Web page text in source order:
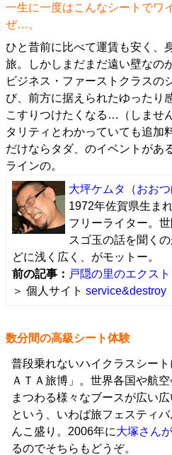
一生に一度はこんなシートでワ
ぜ…。
ひと昔前に比べて運賃も安く、
旅。しかしまだまだ遠い壁なの
ビジネス・ファーストクラスの
び、前方に据えられたゆったり
こすりつけたくなる…（しませ
タリティとわかっていても追加
だけならタダ、のイベントがあ
ラインの。
大坪ケムタ
（おお
1972年佐賀県生ま
フリーライター。
スゴ玉の話を聞く
どに浅く広く、がモットー。
前の記事： 戸隠の里のエクス
＞ 個人サイト service&destroy
数分間の高級シート体験
普段乗れないハイクラスシー
ＡＴＡ旅博」。世界各国や航
まつわる様々なブースが広い
という、いわば旅フェスティ
んこ盛り。2006年に大塚さん
るのでそちらもどうぞ。